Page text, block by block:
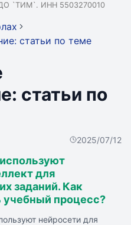
`ТИМ`. ИНН 5503270010
статьи по теме
статьи по
2025/07/12
для
заданий. Как
учебный процесс?
нейросети для